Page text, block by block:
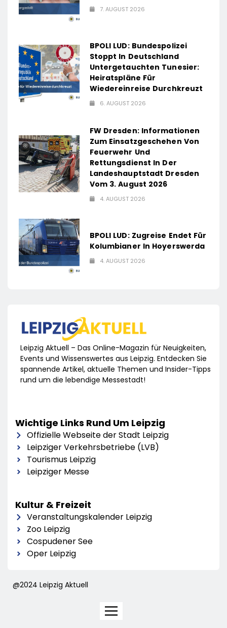
7. AUGUST 2026
BPOLI LUD: Bundespolizei
Stoppt In Deutschland
Untergetauchten Tunesier:
Heiratspläne Für
Wiedereinreise Durchkreuzt
6. AUGUST 2026
FW Dresden: Informationen
Zum Einsatzgeschehen Von
Feuerwehr Und
Rettungsdienst In Der
Landeshauptstadt Dresden
Vom 3. August 2026
4. AUGUST 2026
BPOLI LUD: Zugreise Endet Für
Kolumbianer In Hoyerswerda
4. AUGUST 2026
Leipzig Aktuell – Das Online-Magazin für Neuigkeiten,
Events und Wissenswertes aus Leipzig. Entdecken Sie
spannende Artikel, aktuelle Themen und Insider-Tipps
rund um die lebendige Messestadt!
Wichtige Links Rund Um Leipzig
Offizielle Webseite der Stadt Leipzig
Leipziger Verkehrsbetriebe (LVB)
Tourismus Leipzig
Leipziger Messe
Kultur & Freizeit
Veranstaltungskalender Leipzig
Zoo Leipzig
Cospudener See
Oper Leipzig
@2024 Leipzig Aktuell